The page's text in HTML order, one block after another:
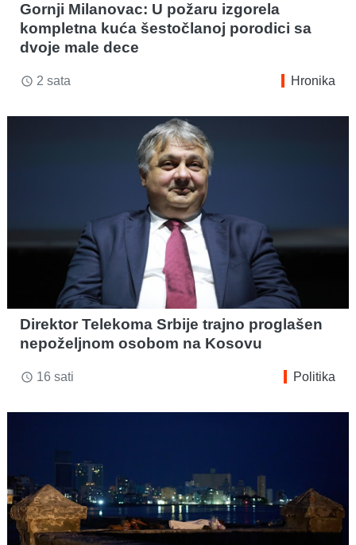
Gornji Milanovac: U požaru izgorela
kompletna kuća šestočlanoj porodici sa
dvoje male dece
access_time 2 sata Hronika
Direktor Telekoma Srbije trajno proglašen
nepoželjnom osobom na Kosovu
access_time 16 sati Politika